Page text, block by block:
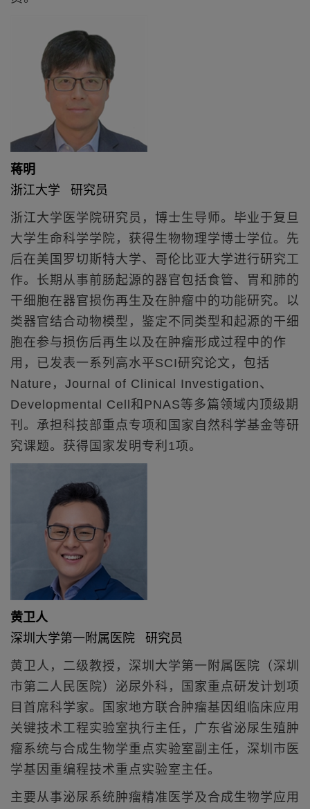
蒋明
浙江大学 研究员
浙江大学医学院研究员，博士生导师。毕业于复旦
大学生命科学学院，获得生物物理学博士学位。先
后在美国罗切斯特大学、哥伦比亚大学进行研究工
作。长期从事前肠起源的器官包括食管、胃和肺的
干细胞在器官损伤再生及在肿瘤中的功能研究。以
类器官结合动物模型，鉴定不同类型和起源的干细
胞在参与损伤后再生以及在肿瘤形成过程中的作
用，已发表一系列高水平SCI研究论文，包括
Nature，Journal of Clinical Investigation、
Developmental Cell和PNAS等多篇领域内顶级期
刊。承担科技部重点专项和国家自然科学基金等研
究课题。获得国家发明专利1项。
黄卫人
深圳大学第一附属医院 研究员
黄卫人，二级教授，深圳大学第一附属医院（深圳
市第二人民医院）泌尿外科，国家重点研发计划项
目首席科学家。国家地方联合肿瘤基因组临床应用
关键技术工程实验室执行主任，广东省泌尿生殖肿
瘤系统与合成生物学重点实验室副主任，深圳市医
学基因重编程技术重点实验室主任。
主要从事泌尿系统肿瘤精准医学及合成生物学应用